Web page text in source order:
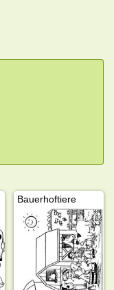
Bauerhoftiere